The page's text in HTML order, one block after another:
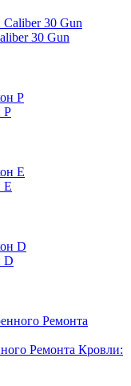
30 Gun
P
E
D
Ремонта Кровли: